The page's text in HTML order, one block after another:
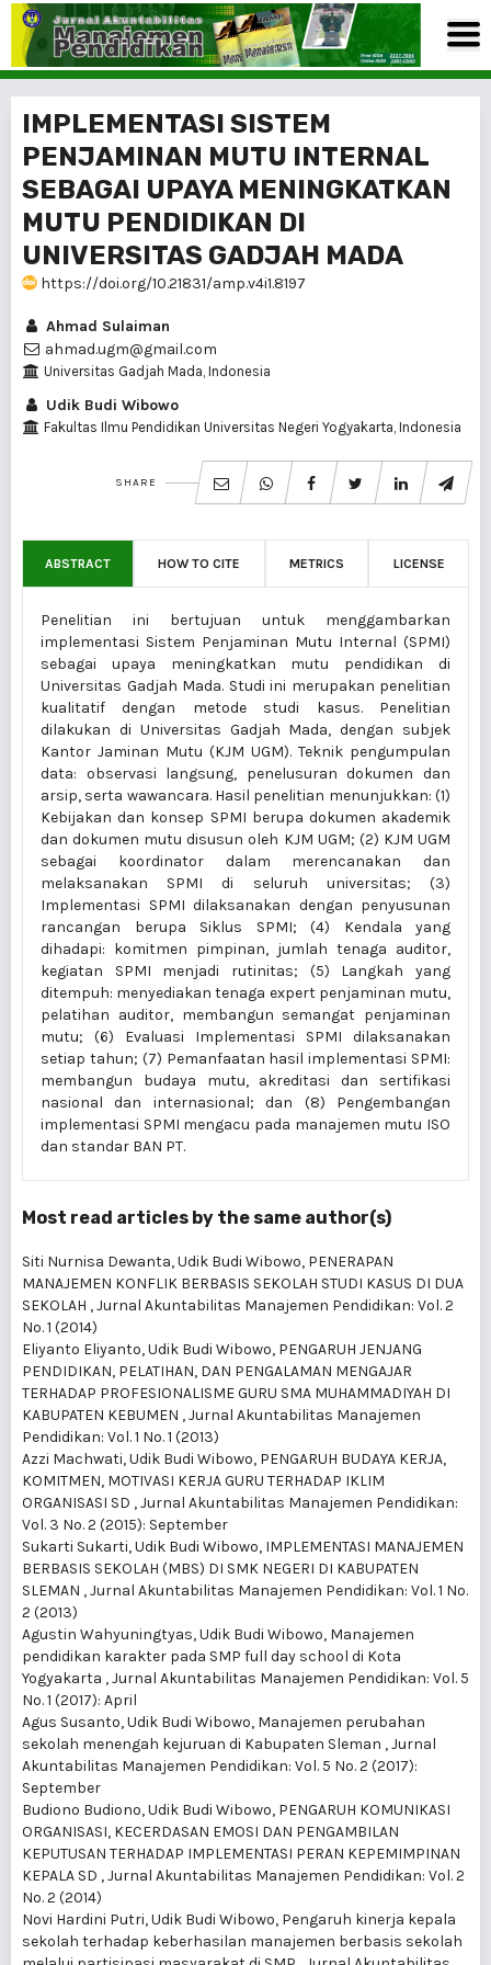
IMPLEMENTASI SISTEM
PENJAMINAN MUTU INTERNAL
SEBAGAI UPAYA MENINGKATKAN
MUTU PENDIDIKAN DI
UNIVERSITAS GADJAH MADA
https://doi.org/10.21831/amp.v4i1.8197
Ahmad Sulaiman
ahmad.ugm@gmail.com
Universitas Gadjah Mada, Indonesia
Udik Budi Wibowo
Fakultas Ilmu Pendidikan Universitas Negeri Yogyakarta, Indonesia
SHARE
ABSTRACT HOW TO CITE METRICS LICENSE
Penelitian ini bertujuan untuk menggambarkan
implementasi Sistem Penjaminan Mutu Internal (SPMI)
sebagai upaya meningkatkan mutu pendidikan di
Universitas Gadjah Mada. Studi ini merupakan penelitian
kualitatif dengan metode studi kasus. Penelitian
dilakukan di Universitas Gadjah Mada, dengan subjek
Kantor Jaminan Mutu (KJM UGM). Teknik pengumpulan
data: observasi langsung, penelusuran dokumen dan
arsip, serta wawancara. Hasil penelitian menunjukkan: (1)
Kebijakan dan konsep SPMI berupa dokumen akademik
dan dokumen mutu disusun oleh KJM UGM; (2) KJM UGM
sebagai koordinator dalam merencanakan dan
melaksanakan SPMI di seluruh universitas; (3)
Implementasi SPMI dilaksanakan dengan penyusunan
rancangan berupa Siklus SPMI; (4) Kendala yang
dihadapi: komitmen pimpinan, jumlah tenaga auditor,
kegiatan SPMI menjadi rutinitas; (5) Langkah yang
ditempuh: menyediakan tenaga expert penjaminan mutu,
pelatihan auditor, membangun semangat penjaminan
mutu; (6) Evaluasi Implementasi SPMI dilaksanakan
setiap tahun; (7) Pemanfaatan hasil implementasi SPMI:
membangun budaya mutu, akreditasi dan sertifikasi
nasional dan internasional; dan (8) Pengembangan
implementasi SPMI mengacu pada manajemen mutu ISO
dan standar BAN PT.
Most read articles by the same author(s)
Siti Nurnisa Dewanta, Udik Budi Wibowo, PENERAPAN
MANAJEMEN KONFLIK BERBASIS SEKOLAH STUDI KASUS DI DUA
SEKOLAH ,Jurnal Akuntabilitas Manajemen Pendidikan: Vol. 2
No. 1 (2014)
Eliyanto Eliyanto, Udik Budi Wibowo, PENGARUH JENJANG
PENDIDIKAN, PELATIHAN, DAN PENGALAMAN MENGAJAR
TERHADAP PROFESIONALISME GURU SMA MUHAMMADIYAH DI
KABUPATEN KEBUMEN ,Jurnal Akuntabilitas Manajemen
Pendidikan: Vol. 1 No. 1 (2013)
Azzi Machwati, Udik Budi Wibowo, PENGARUH BUDAYA KERJA,
KOMITMEN, MOTIVASI KERJA GURU TERHADAP IKLIM
ORGANISASI SD ,Jurnal Akuntabilitas Manajemen Pendidikan:
Vol. 3 No. 2 (2015): September
Sukarti Sukarti, Udik Budi Wibowo, IMPLEMENTASI MANAJEMEN
BERBASIS SEKOLAH (MBS) DI SMK NEGERI DI KABUPATEN
SLEMAN ,Jurnal Akuntabilitas Manajemen Pendidikan: Vol. 1 No.
2 (2013)
Agustin Wahyuningtyas, Udik Budi Wibowo, Manajemen
pendidikan karakter pada SMP full day school di Kota
Yogyakarta ,Jurnal Akuntabilitas Manajemen Pendidikan: Vol. 5
No. 1 (2017): April
Agus Susanto, Udik Budi Wibowo, Manajemen perubahan
sekolah menengah kejuruan di Kabupaten Sleman ,Jurnal
Akuntabilitas Manajemen Pendidikan: Vol. 5 No. 2 (2017):
September
Budiono Budiono, Udik Budi Wibowo, PENGARUH KOMUNIKASI
ORGANISASI, KECERDASAN EMOSI DAN PENGAMBILAN
KEPUTUSAN TERHADAP IMPLEMENTASI PERAN KEPEMIMPINAN
KEPALA SD ,Jurnal Akuntabilitas Manajemen Pendidikan: Vol. 2
No. 2 (2014)
Novi Hardini Putri, Udik Budi Wibowo, Pengaruh kinerja kepala
sekolah terhadap keberhasilan manajemen berbasis sekolah